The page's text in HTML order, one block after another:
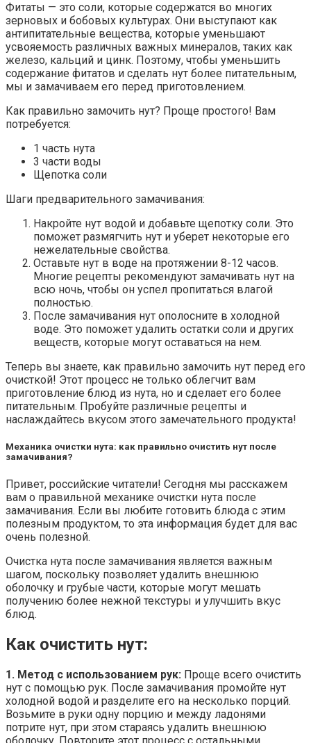
Фитаты — это соли, которые содержатся во многих
зерновых и бобовых культурах. Они выступают как
антипитательные вещества, которые уменьшают
усвояемость различных важных минералов, таких как
железо, кальций и цинк. Поэтому, чтобы уменьшить
содержание фитатов и сделать нут более питательным,
мы и замачиваем его перед приготовлением.
Как правильно замочить нут? Проще простого! Вам
потребуется:
1 часть нута
3 части воды
Щепотка соли
Шаги предварительного замачивания:
Накройте нут водой и добавьте щепотку соли. Это
поможет размягчить нут и уберет некоторые его
нежелательные свойства.
Оставьте нут в воде на протяжении 8-12 часов.
Многие рецепты рекомендуют замачивать нут на
всю ночь, чтобы он успел пропитаться влагой
полностью.
После замачивания нут ополосните в холодной
воде. Это поможет удалить остатки соли и других
веществ, которые могут оставаться на нем.
Теперь вы знаете, как правильно замочить нут перед его
очисткой! Этот процесс не только облегчит вам
приготовление блюд из нута, но и сделает его более
питательным. Пробуйте различные рецепты и
наслаждайтесь вкусом этого замечательного продукта!
Механика очистки нута: как правильно очистить нут после
замачивания?
Привет, российские читатели! Сегодня мы расскажем
вам о правильной механике очистки нута после
замачивания. Если вы любите готовить блюда с этим
полезным продуктом, то эта информация будет для вас
очень полезной.
Очистка нута после замачивания является важным
шагом, поскольку позволяет удалить внешнюю
оболочку и грубые части, которые могут мешать
получению более нежной текстуры и улучшить вкус
блюд.
Как очистить нут:
1. Метод с использованием рук: Проще всего очистить
нут с помощью рук. После замачивания промойте нут
холодной водой и разделите его на несколько порций.
Возьмите в руки одну порцию и между ладонями
потрите нут, при этом стараясь удалить внешнюю